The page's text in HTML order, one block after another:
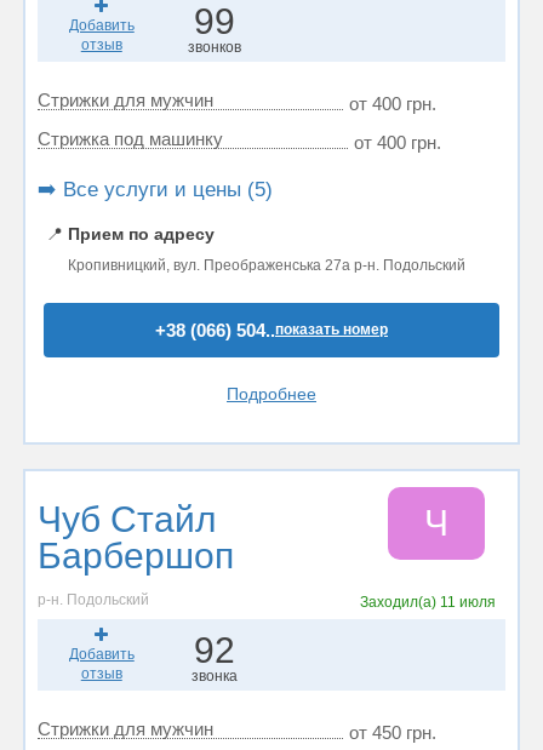
Добавить
отзыв
99
звонков
Стрижки для мужчин
от 400 грн.
Стрижка под машинку
от 400 грн.
➡️ Все услуги и цены (5)
📍 Прием по адресу
Кропивницкий, вул. Преображенська 27а р-н. Подольский
+38 (066) 504..показать номер
Подробнее
Чуб Стайл
Барбершоп
Ч
р-н. Подольский Заходил(а) 11 июля
Добавить
отзыв
92
звонка
Стрижки для мужчин от 450 грн.